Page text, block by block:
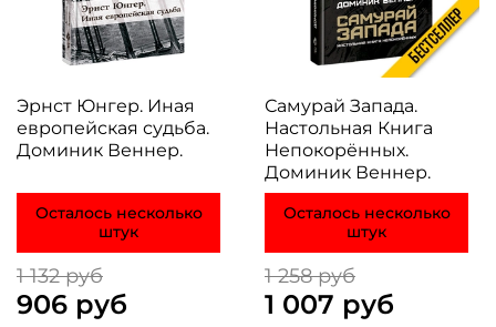
Эрнст Юнгер. Иная
европейская судьба.
Доминик Веннер.
Осталось несколько
штук
1 132 руб
906 руб
Самурай Запада.
Настольная Книга
Непокорённых.
Доминик Веннер.
Осталось несколько
штук
1 258 руб
1 007 руб